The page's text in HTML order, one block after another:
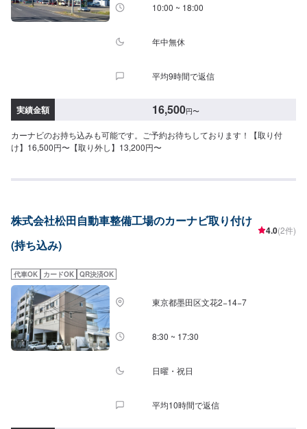
10:00 ~ 18:00
年中無休
平均9時間で返信
実績金額 16,500円〜
カーナビのお持ち込みも可能です。ご予約お待ちしております！【取り付
け】16,500円〜【取り外し】13,200円〜
株式会社松田自動車整備工場のカーナビ取り付け
(持ち込み)
4.0(2件)
代車OK カードOK QR決済OK
東京都墨田区文花2−14−7
8:30 ~ 17:30
日曜・祝日
平均10時間で返信